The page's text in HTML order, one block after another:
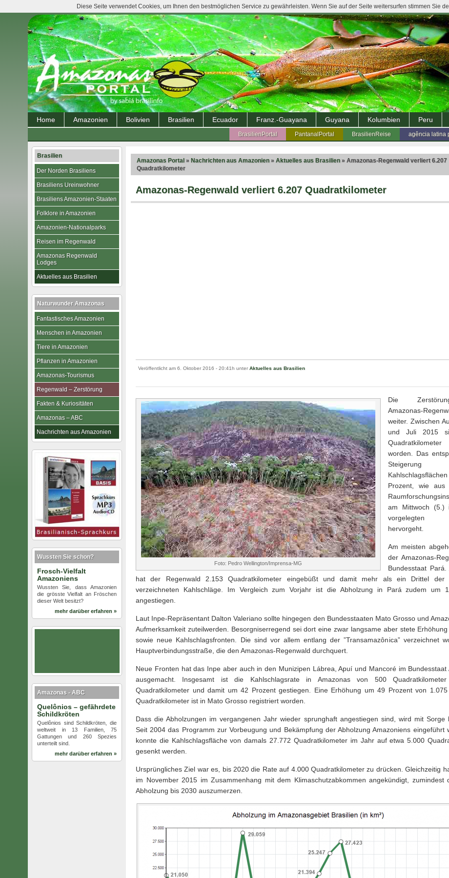
Home Amazonien Bolivien Brasilien Ecuador Franz.-Guayana Guyana Kolumbien Peru
agência latina
BrasilienReise
PantanalPortal
BrasilienPortal
Amazonas Portal » Nachrichten aus Amazonien » Aktuelles aus Brasilien » Amazonas-Regenwald verliert 6.207
Quadratkilometer
Amazonas-Regenwald verliert 6.207 Quadratkilometer
Veröffentlicht am 6. Oktober 2016 - 20:41h unter Aktuelles aus Brasilien
Foto: Pedro Wellington/Imprensa-MG
Die
Amazonas-
weiter. Zwischen
und Juli 2015
Quadratkilometer
worden. Das
Prozent, wie aus
am Mittwoch (5.)
vorgelegten
hervorgeht.
Am meisten
der Amazonas-
Bundesstaat
hat der Regenwald 2.153 Quadratkilometer eingebüßt und damit mehr als ein Drittel der
verzeichneten Kahlschläge. Im Vergleich zum Vorjahr ist die Abholzung in Pará zudem um
angestiegen.
Laut Inpe-Repräsentant Dalton Valeriano sollte hingegen den Bundesstaaten Mato Grosso und
Aufmerksamkeit zuteilwerden. Besorgniserregend sei dort eine zwar langsame aber stete
sowie neue Kahlschlagsfronten. Die sind vor allem entlang der ”Transamazônica” verzeichnet
Hauptverbindungsstraße, die den Amazonas-Regenwald durchquert.
Neue Fronten hat das Inpe aber auch in den Munizipen Lábrea, Apuí und Mancoré im Bundesstaat
ausgemacht. Insgesamt ist die Kahlschlagsrate in Amazonas von 500
Quadratkilometer und damit um 42 Prozent gestiegen. Eine Erhöhung um 49 Prozent von 1.075
Quadratkilometer ist in Mato Grosso registriert worden.
Dass die Abholzungen im vergangenen Jahr wieder sprunghaft angestiegen sind, wird mit Sorge
Seit 2004 das Programm zur Vorbeugung und Bekämpfung der Abholzung Amazoniens eingeführt
konnte die Kahlschlagsfläche von damals 27.772 Quadratkilometer im Jahr auf etwa 5.000
gesenkt werden.
Ursprüngliches Ziel war es, bis 2020 die Rate auf 4.000 Quadratkilometer zu drücken. Gleichzeitig
im November 2015 im Zusammenhang mit dem Klimaschutzabkommen angekündigt, zumindest
Abholzung bis 2030 auszumerzen.
Brasilien
Der Norden Brasiliens
Brasiliens Ureinwohner
Brasiliens Amazonien-Staaten
Folklore in Amazonien
Amazonien-Nationalparks
Reisen im Regenwald
Amazonas Regenwald
Lodges
Aktuelles aus Brasilien
Naturwunder Amazonas
Fantastisches Amazonien
Menschen in Amazonien
Tiere in Amazonien
Pflanzen in Amazonien
Amazonas-Tourismus
Regenwald – Zerstörung
Fakten & Kuriositäten
Amazonas – ABC
Nachrichten aus Amazonien
Wussten Sie schon?
Frosch-Vielfalt
Amazoniens
Wussten Sie, dass Amazonien
die grösste Vielfalt an Fröschen
dieser Welt besitzt?
mehr darüber erfahren »
Amazonas - ABC
Quelônios – gefährdete
Schildkröten
Quelônios sind Schildkröten, die
weltweit in 13 Familien, 75
Gattungen und 260 Spezies
unterteilt sind.
mehr darüber erfahren »
Diese Seite verwendet Cookies, um Ihnen den bestmöglichen Service zu gewährleisten. Wenn Sie auf der Seite weitersurfen stimmen Sie